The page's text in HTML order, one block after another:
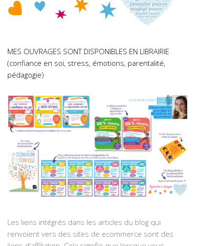
MES OUVRAGES SONT DISPONIBLES EN LIBRAIRIE
(confiance en soi, stress, émotions, parentalité,
pédagogie)
Les liens intégrés dans les articles du blog qui
renvoient vers des sites de ecommerce sont des